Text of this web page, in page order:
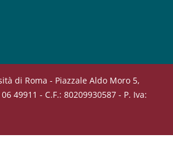
di Roma - Piazzale Aldo Moro 5,
49911 - C.F.: 80209930587 - P. Iva: